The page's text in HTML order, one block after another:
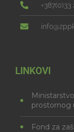
LINKOVI
prostornog
Fond za